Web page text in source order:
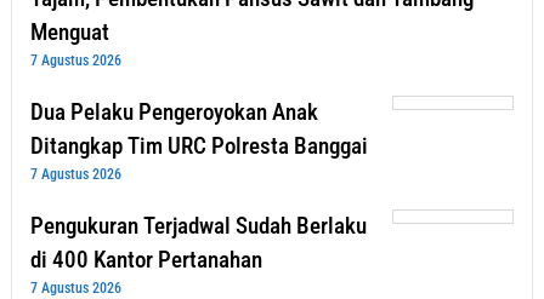
Menguat
7 Agustus 2026
Dua Pelaku Pengeroyokan Anak
Ditangkap Tim URC Polresta Banggai
7 Agustus 2026
Pengukuran Terjadwal Sudah Berlaku
di 400 Kantor Pertanahan
7 Agustus 2026